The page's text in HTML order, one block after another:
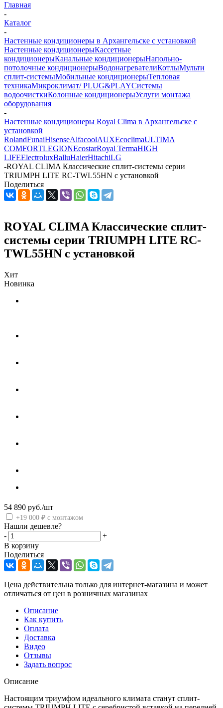
Главная
-
Каталог
-
Настенные кондиционеры в Архангельске с установкой
Настенные кондиционерыКассетные
кондиционерыКанальные кондиционерыНапольно-
потолочные кондиционерыВодонагревателиКотлыМульти
сплит-системыМобильные кондиционерыТепловая
техникаМикроклимат/ PLUG&PLAYСистемы
водоочисткиКолонные кондиционерыУслуги монтажа
оборудования
-
Настенные кондиционеры Royal Clima в Архангельске с
установкой
RolandFunaiHisenseAlfacoolAUXEcoclimaULTIMA
COMFORTLEGIONEcostarRoyal TermaHIGH
LIFEElectroluxBalluHaierHitachiLG
-ROYAL CLIMA Классические сплит-системы серии
TRIUMPH LITE RC-TWL55HN с установкой
Поделиться
ROYAL CLIMA Классические сплит-
системы серии TRIUMPH LITE RC-
TWL55HN с установкой
Хит
Новинка
54 890 руб./шт
+19 000 ₽ с монтажом
Нашли дешевле?
-
+
В корзину
Поделиться
Цена действительна только для интернет-магазина и может
отличаться от цен в розничных магазинах
Описание
Как купить
Оплата
Доставка
Видео
Отзывы
Задать вопрос
Описание
Настоящим триумфом идеального климата станут сплит-